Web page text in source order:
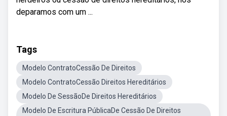
deparamos com um ...
Tags
Modelo ContratoCessão De Direitos
Modelo ContratoCessão Direitos Hereditários
Modelo De SessãoDe Direitos Hereditários
Modelo De Escritura PúblicaDe Cessão De Direitos